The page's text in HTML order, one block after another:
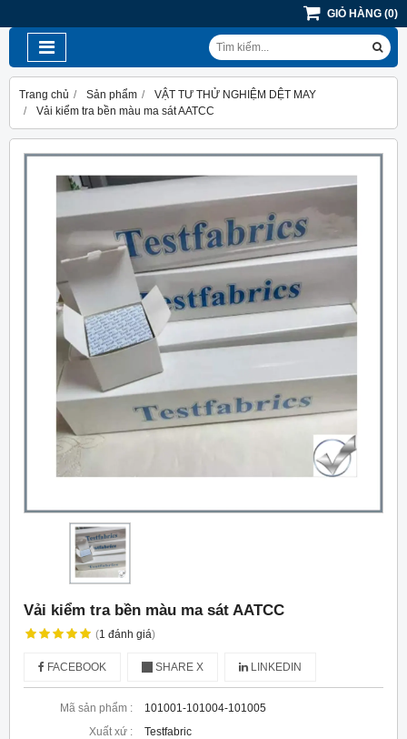
GIỎ HÀNG (0)
Trang chủ Sản phẩm
VẬT TƯ THỬ NGHIỆM DỆT MAY
Vải kiểm tra bền màu ma sát AATCC
Vải kiểm tra bền màu ma sát AATCC
(1 đánh giá)
FACEBOOK SHARE X LINKEDIN
Mã sản phẩm :
101001-101004-101005
Xuất xứ :
Testfabric